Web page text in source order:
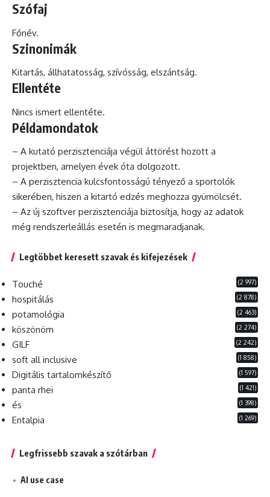
Szófaj
Főnév.
Szinonimák
Kitartás, állhatatosság, szívósság, elszántság.
Ellentéte
Nincs ismert ellentéte.
Példamondatok
– A kutató perzisztenciája végül áttörést hozott a
projektben, amelyen évek óta dolgozott.
– A perzisztencia kulcsfontosságú tényező a sportolók
sikerében, hiszen a kitartó edzés meghozza gyümölcsét.
– Az új szoftver perzisztenciája biztosítja, hogy az adatok
még rendszerleállás esetén is megmaradjanak.
Legtöbbet keresett szavak és kifejezések
Touché (2 997)
hospitálás (2 878)
potamológia (2 463)
köszönöm (2 274)
GILF (2 242)
soft all inclusive (1 858)
Digitális tartalomkészítő (1 597)
panta rhei (1 421)
és (1 398)
Entalpia (1 269)
Legfrissebb szavak a szótárban
AI use case